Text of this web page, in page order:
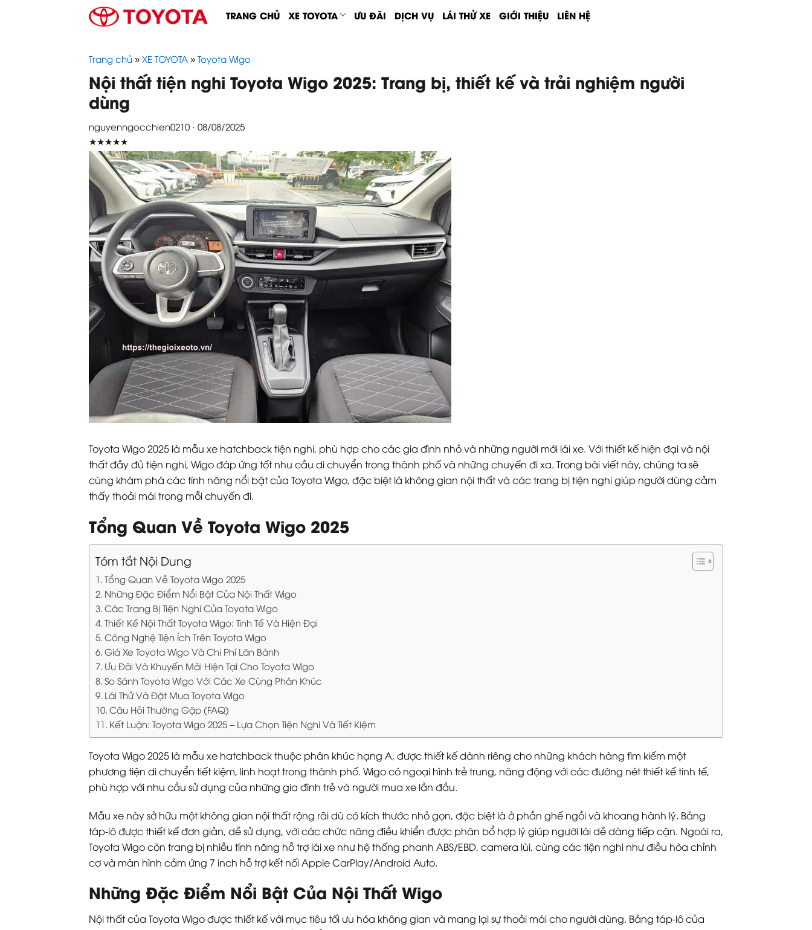
TRANG CHỦ XE TOYOTA ƯU ĐÃI DỊCH VỤ LÁI THỬ XE GIỚI THIỆU LIÊN HỆ
Trang chủ » XE TOYOTA » Toyota Wigo
Nội thất tiện nghi Toyota Wigo 2025: Trang bị, thiết kế và trải nghiệm người
dùng
nguyenngocchien0210 · 08/08/2025
★★★★★
Toyota Wigo 2025 là mẫu xe hatchback tiện nghi, phù hợp cho các gia đình nhỏ và những người mới lái xe. Với thiết kế hiện đại và nội
thất đầy đủ tiện nghi, Wigo đáp ứng tốt nhu cầu di chuyển trong thành phố và những chuyến đi xa. Trong bài viết này, chúng ta sẽ
cùng khám phá các tính năng nổi bật của Toyota Wigo, đặc biệt là không gian nội thất và các trang bị tiện nghi giúp người dùng cảm
thấy thoải mái trong mỗi chuyến đi.
Tổng Quan Về Toyota Wigo 2025
Tóm tắt Nội Dung
Tổng Quan Về Toyota Wigo 2025
Những Đặc Điểm Nổi Bật Của Nội Thất Wigo
Các Trang Bị Tiện Nghi Của Toyota Wigo
Thiết Kế Nội Thất Toyota Wigo: Tinh Tế Và Hiện Đại
Công Nghệ Tiện Ích Trên Toyota Wigo
Giá Xe Toyota Wigo Và Chi Phí Lăn Bánh
Ưu Đãi Và Khuyến Mãi Hiện Tại Cho Toyota Wigo
So Sánh Toyota Wigo Với Các Xe Cùng Phân Khúc
Lái Thử Và Đặt Mua Toyota Wigo
Câu Hỏi Thường Gặp (FAQ)
Kết Luận: Toyota Wigo 2025 – Lựa Chọn Tiện Nghi Và Tiết Kiệm
Toyota Wigo 2025 là mẫu xe hatchback thuộc phân khúc hạng A, được thiết kế dành riêng cho những khách hàng tìm kiếm một
phương tiện di chuyển tiết kiệm, linh hoạt trong thành phố. Wigo có ngoại hình trẻ trung, năng động với các đường nét thiết kế tinh tế,
phù hợp với nhu cầu sử dụng của những gia đình trẻ và người mua xe lần đầu.
Mẫu xe này sở hữu một không gian nội thất rộng rãi dù có kích thước nhỏ gọn, đặc biệt là ở phần ghế ngồi và khoang hành lý. Bảng
táp-lô được thiết kế đơn giản, dễ sử dụng, với các chức năng điều khiển được phân bổ hợp lý giúp người lái dễ dàng tiếp cận. Ngoài ra,
Toyota Wigo còn trang bị nhiều tính năng hỗ trợ lái xe như hệ thống phanh ABS/EBD, camera lùi, cùng các tiện nghi như điều hòa chỉnh
cơ và màn hình cảm ứng 7 inch hỗ trợ kết nối Apple CarPlay/Android Auto.
Những Đặc Điểm Nổi Bật Của Nội Thất Wigo
Nội thất của Toyota Wigo được thiết kế với mục tiêu tối ưu hóa không gian và mang lại sự thoải mái cho người dùng. Bảng táp-lô của